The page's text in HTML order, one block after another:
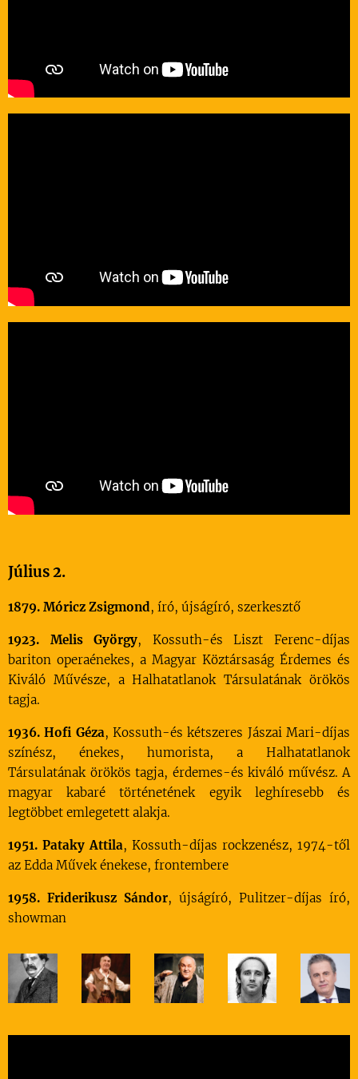
Július 2.
1879. Móricz Zsigmond, író, újságíró, szerkesztő
1923. Melis György, Kossuth-és Liszt Ferenc-díjas
bariton operaénekes, a Magyar Köztársaság Érdemes és
Kiváló Művésze, a Halhatatlanok Társulatának örökös
tagja.
1936. Hofi Géza, Kossuth-és kétszeres Jászai Mari-díjas
színész, énekes, humorista, a Halhatatlanok
Társulatának örökös tagja, érdemes-és kiváló művész. A
magyar kabaré történetének egyik leghíresebb és
legtöbbet emlegetett alakja.
1951. Pataky Attila, Kossuth-díjas rockzenész, 1974-től
az Edda Művek énekese, frontembere
1958. Friderikusz Sándor, újságíró, Pulitzer-díjas író,
showman